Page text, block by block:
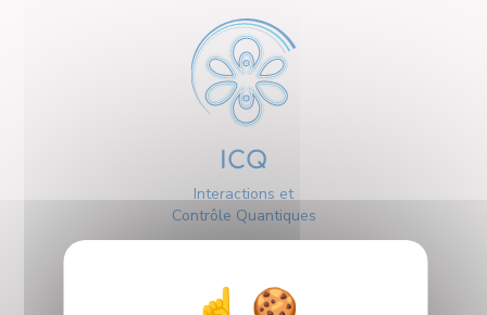
ICQ
Interactions et
Contrôle Quantiques